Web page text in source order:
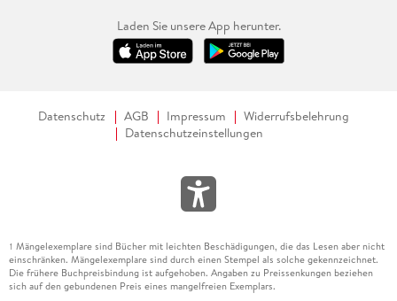
Laden Sie unsere App herunter.
Datenschutz AGB Impressum
Widerrufsbelehrung
Datenschutzeinstellungen
1 Mängelexemplare sind Bücher mit leichten Beschädigungen, die das Lesen aber nicht
einschränken. Mängelexemplare sind durch einen Stempel als solche gekennzeichnet.
Die frühere Buchpreisbindung ist aufgehoben. Angaben zu Preissenkungen beziehen
sich auf den gebundenen Preis eines mangelfreien Exemplars.